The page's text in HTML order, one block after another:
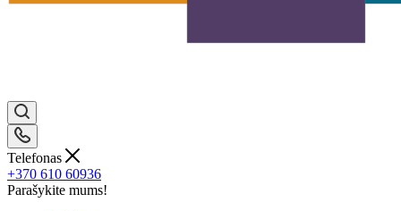
Telefonas
+370 610 60936
Parašykite mums!